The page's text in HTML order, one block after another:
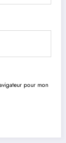
pour mon